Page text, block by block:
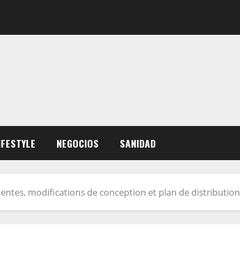
NEGOCIOS SANIDAD
modifications de conception et plan de distribution